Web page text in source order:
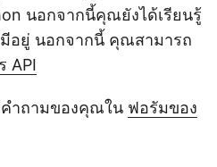
นอกจากนี้คุณยังได้เรียนรู้
อยู่ นอกจากนี้ คุณสามารถ
API
ำถามของคุณใน ฟอรัมของ